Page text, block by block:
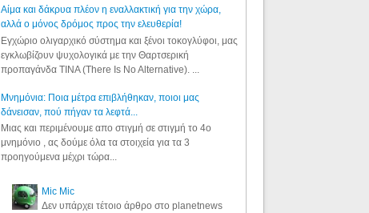
Αίμα και δάκρυα πλέον η εναλλακτική για την χώρα,
αλλά ο μόνος δρόμος προς την ελευθερία!
Εγχώριο ολιγαρχικό σύστημα και ξένοι τοκογλύφοι, μας
εγκλωβίζουν ψυχολογικά με την Θαρτσερική
προπαγάνδα TINA (There Is No Alternative). ...
Μνημόνια: Ποια μέτρα επιβλήθηκαν, ποιοι μας
δάνεισαν, πού πήγαν τα λεφτά...
Μιας και περιμένουμε απο στιγμή σε στιγμή το 4ο
μνημόνιο , ας δούμε όλα τα στοιχεία για τα 3
προηγούμενα μέχρι τώρα...
Mic Mic
Δεν υπάρχει τέτοιο άρθρο στο planetnews